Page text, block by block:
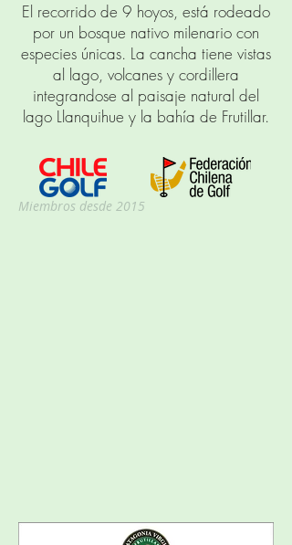
El recorrido de 9 hoyos, está rodeado
por un bosque nativo milenario con
especies únicas. La cancha tiene vistas
al lago, volcanes y cordillera
integrandose al paisaje natural del
lago Llanquihue y la bahía de Frutillar.
Miembros desde 2015